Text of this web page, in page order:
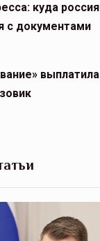
куда
с документами